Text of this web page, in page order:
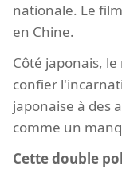
nationale. Le
en Chine.
Côté japonais,
confier
japonaise à des
comme un
Cette double